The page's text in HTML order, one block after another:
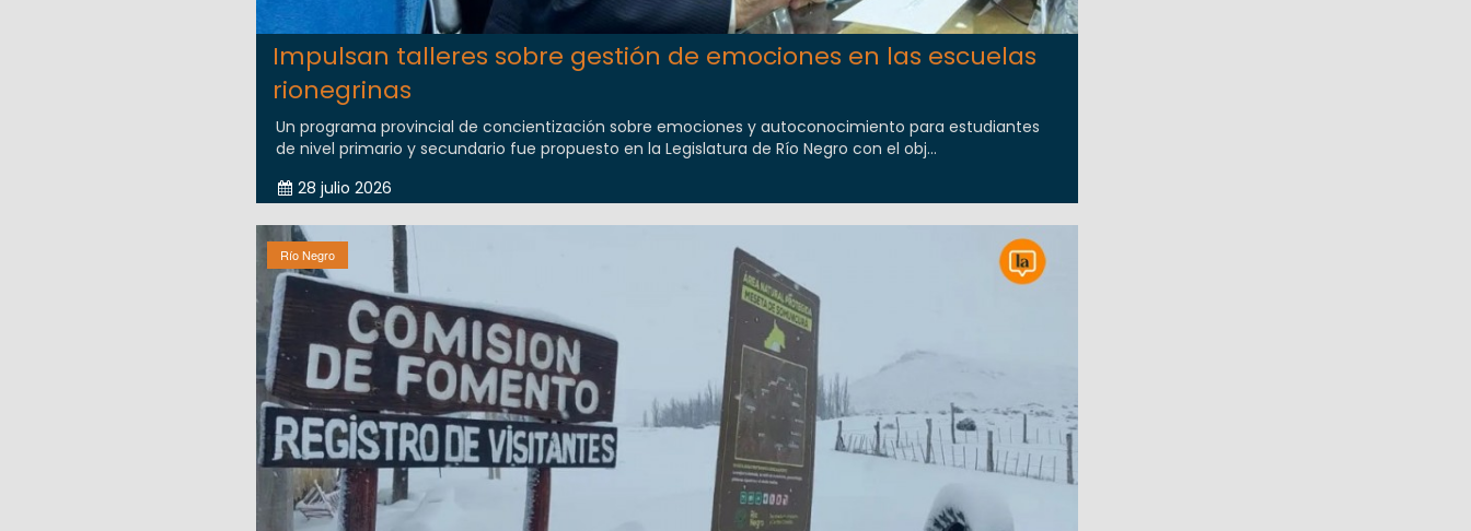
Impulsan talleres sobre gestión de emociones en las escuelas
rionegrinas
Un programa provincial de concientización sobre emociones y autoconocimiento para estudiantes
de nivel primario y secundario fue propuesto en la Legislatura de Río Negro con el obj...
28 julio 2026
Río Negro